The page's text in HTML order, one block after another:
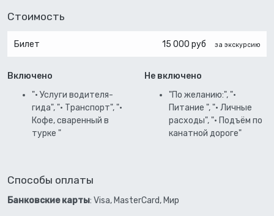
Стоимость
Билет 15 000 руб за экскурсию
Включено
"• Услуги водителя-
гида", "• Транспорт", "•
Кофе, сваренный в
турке "
Не включено
"По желанию:", "•
Питание ", "• Личные
расходы", "• Подъём по
канатной дороге"
Способы оплаты
Банковские карты: Visa, MasterCard, Мир